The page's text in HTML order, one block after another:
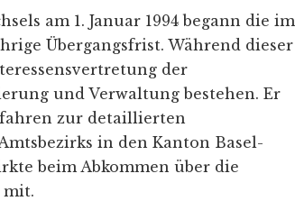
am 1. Januar 1994 begann die im
Übergangsfrist. Während dieser
der
und Verwaltung bestehen. Er
zur detaillierten
in den Kanton Basel-
beim Abkommen über die
mit.